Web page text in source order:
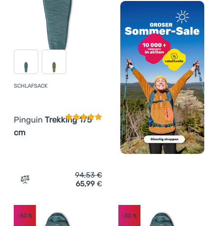
SCHLAFSACK
Pinguin Trekking 175
cm
Kundenbewertung
Zum Vergleich 'Schlafsack Pinguin Trekking 175 cm'
94,53€
65,99 €
-30 % -30%